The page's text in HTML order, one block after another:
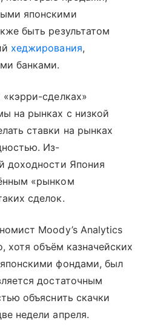
японскими
быть результатом
хеджирования,
банками.
сделках»
на рынках с низкой
ставки на рынках
Из-
доходности Япония
«рынком
сделок.
Moody’s Analytics
хотя объём казначейских
фондами, был
достаточным
объяснить скачки
недели апреля.